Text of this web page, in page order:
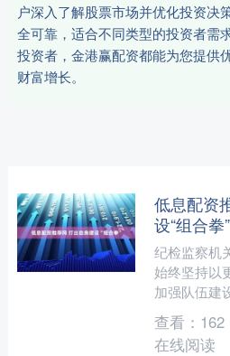
户深入了解股票市场并优化投资决
全可靠，适合不同类型的投资者需
投资者，金港赢配资都能为您提供
财富增长。
低息配资
设“组合拳”
纪检监察机
始终坚持以
加强队伍建
规范化法治
行“四个过
查看： 162
在线阅读